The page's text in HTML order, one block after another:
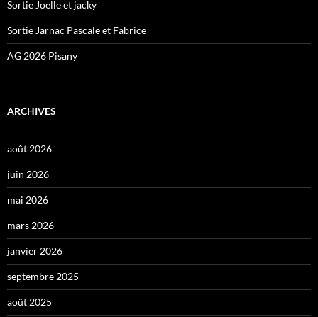
Sortie Joelle et jacky
Sortie Jarnac Pascale et Fabrice
AG 2026 Pisany
ARCHIVES
août 2026
juin 2026
mai 2026
mars 2026
janvier 2026
septembre 2025
août 2025